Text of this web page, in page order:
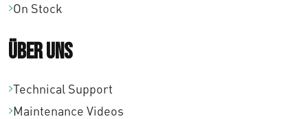
On Stock
Über uns
Technical Support
Maintenance Videos